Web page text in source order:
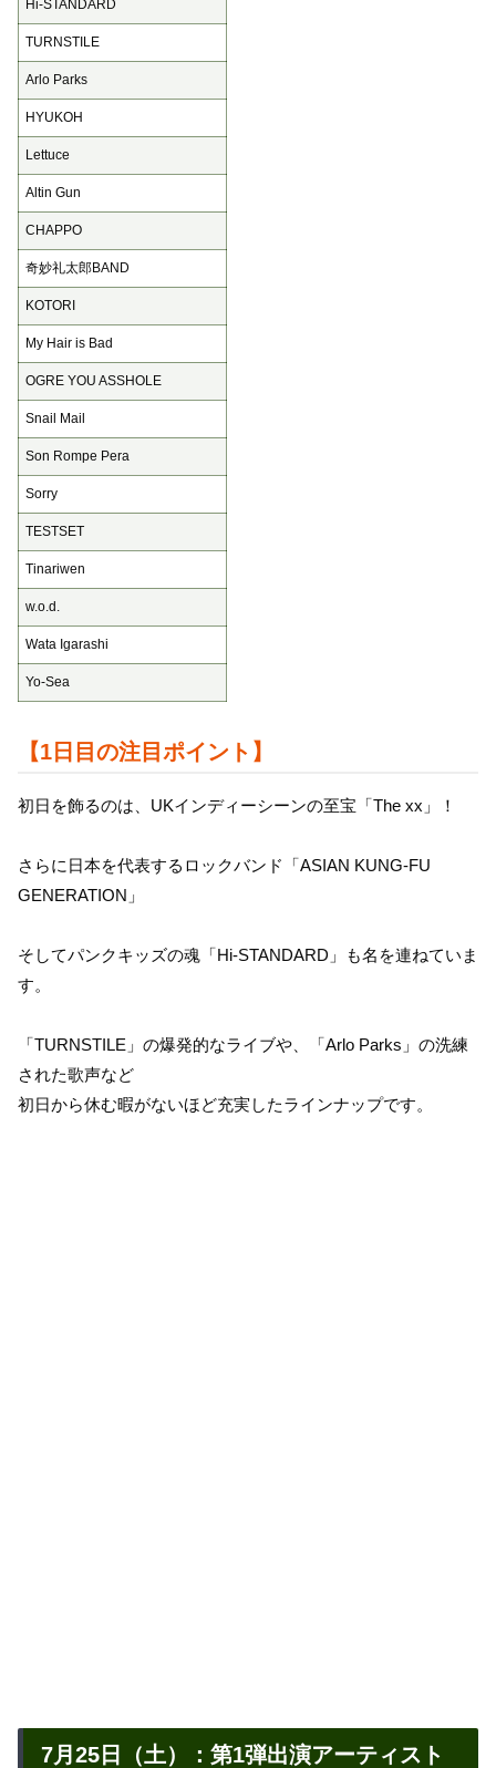
Hi-STANDARD
TURNSTILE
Arlo Parks
HYUKOH
Lettuce
Altin Gun
CHAPPO
奇妙礼太郎BAND
KOTORI
My Hair is Bad
OGRE YOU ASSHOLE
Snail Mail
Son Rompe Pera
Sorry
TESTSET
Tinariwen
w.o.d.
Wata Igarashi
Yo-Sea
【1日目の注目ポイント】
初日を飾るのは、UKインディーシーンの至宝「The xx」！
さらに日本を代表するロックバンド「ASIAN KUNG-FU
GENERATION」
そしてパンクキッズの魂「Hi-STANDARD」も名を連ねていま
す。
「TURNSTILE」の爆発的なライブや、「Arlo Parks」の洗練
された歌声など
初日から休む暇がないほど充実したラインナップです。
7月25日（土）：第1弾出演アーティスト